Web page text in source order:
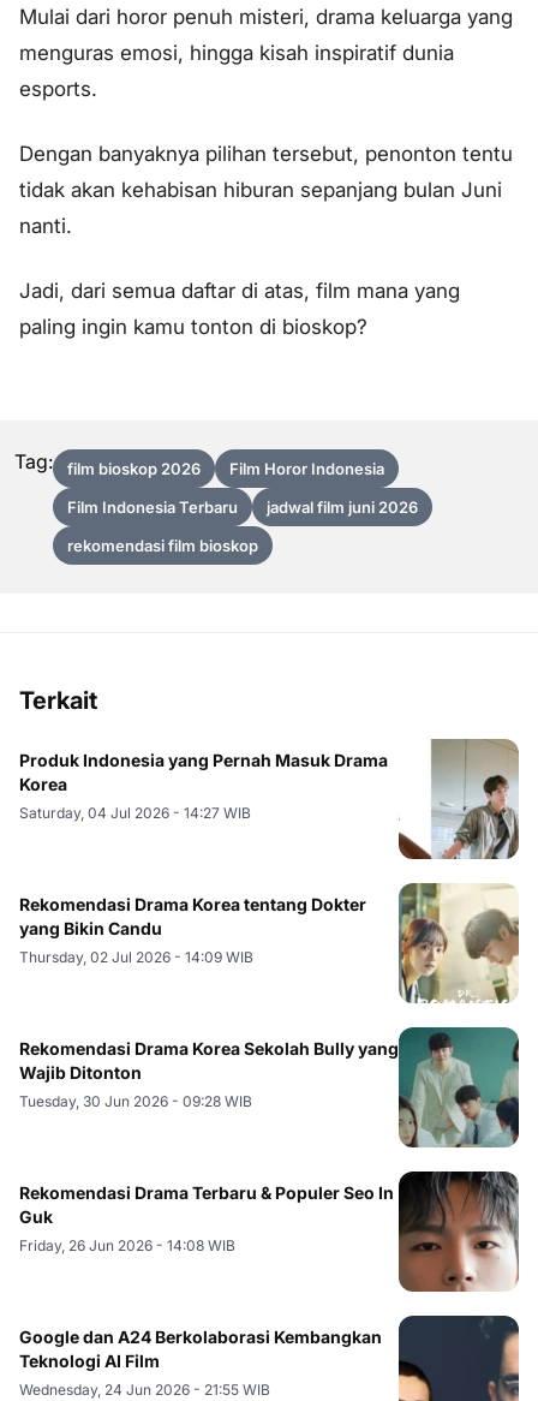
Mulai dari horor penuh misteri, drama keluarga yang
menguras emosi, hingga kisah inspiratif dunia
esports.
Dengan banyaknya pilihan tersebut, penonton tentu
tidak akan kehabisan hiburan sepanjang bulan Juni
nanti.
Jadi, dari semua daftar di atas, film mana yang
paling ingin kamu tonton di bioskop?
Tag: film bioskop 2026
Film Horor Indonesia
Film Indonesia Terbaru
jadwal film juni 2026
rekomendasi film bioskop
Terkait
Produk Indonesia yang Pernah Masuk Drama
Korea
Saturday, 04 Jul 2026 - 14:27 WIB
Rekomendasi Drama Korea tentang Dokter
yang Bikin Candu
Thursday, 02 Jul 2026 - 14:09 WIB
Rekomendasi Drama Korea Sekolah Bully yang
Wajib Ditonton
Tuesday, 30 Jun 2026 - 09:28 WIB
Rekomendasi Drama Terbaru & Populer Seo In
Guk
Friday, 26 Jun 2026 - 14:08 WIB
Google dan A24 Berkolaborasi Kembangkan
Teknologi AI Film
Wednesday, 24 Jun 2026 - 21:55 WIB